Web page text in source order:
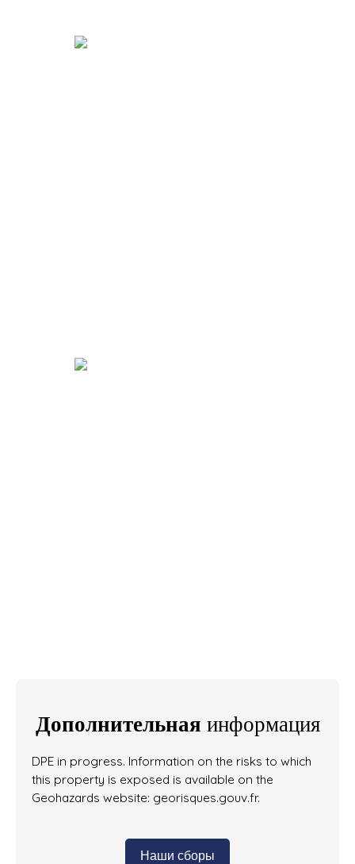
Дополнительная информация
DPE in progress. Information on the risks to which
this property is exposed is available on the
Geohazards website: georisques.gouv.fr.
Наши сборы